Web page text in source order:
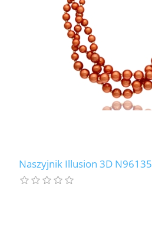
Naszyjnik Illusion 3D N96135